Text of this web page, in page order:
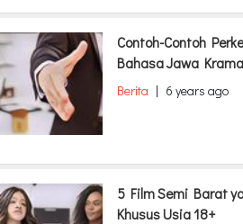
Contoh-Contoh
Bahasa Jawa
Berita | 6 years ago
5 Film Semi Barat
Khusus Usia 18+